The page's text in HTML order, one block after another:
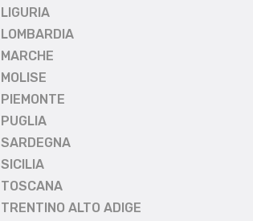
LIGURIA
LOMBARDIA
MARCHE
MOLISE
PIEMONTE
PUGLIA
SARDEGNA
SICILIA
TOSCANA
TRENTINO ALTO ADIGE